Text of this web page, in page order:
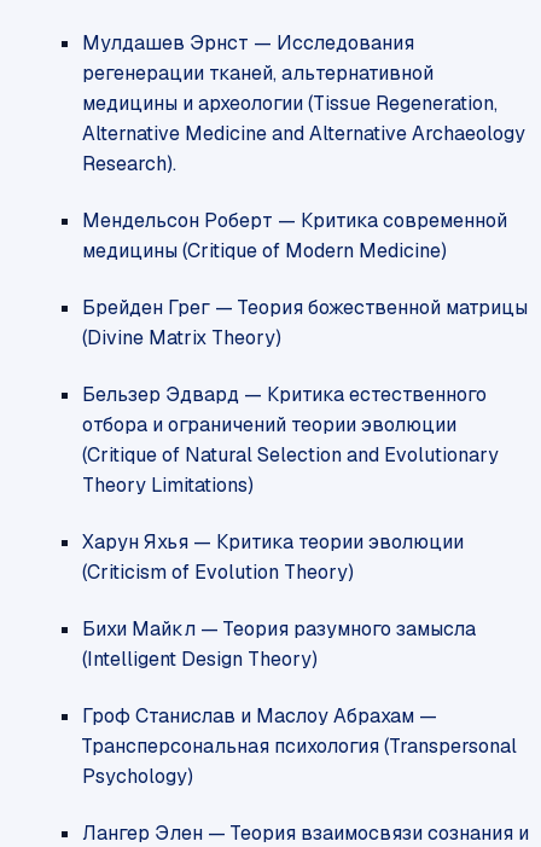
Мулдашев Эрнст — Исследования
регенерации тканей, альтернативной
медицины и археологии (Tissue Regeneration,
Alternative Medicine and Alternative Archaeology
Research).
Мендельсон Роберт — Критика современной
медицины (Critique of Modern Medicine)
Брейден Грег — Теория божественной матрицы
(Divine Matrix Theory)
Бельзер Эдвард — Критика естественного
отбора и ограничений теории эволюции
(Critique of Natural Selection and Evolutionary
Theory Limitations)
Харун Яхья — Критика теории эволюции
(Criticism of Evolution Theory)
Бихи Майкл — Теория разумного замысла
(Intelligent Design Theory)
Гроф Станислав и Маслоу Абрахам —
Трансперсональная психология (Transpersonal
Psychology)
Лангер Элен — Теория взаимосвязи сознания и